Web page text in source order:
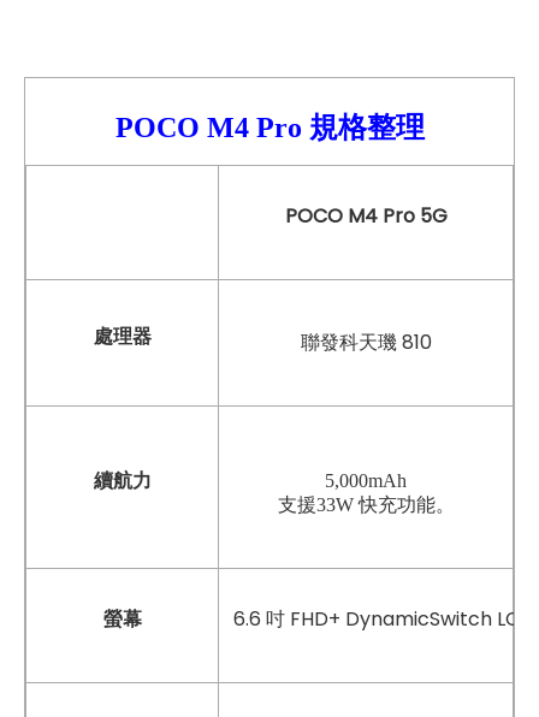
POCO M4 Pro 規格整理
POCO M4 Pro 5G
處理器 聯發科天璣 810
續航力
5,000mAh
支援33W 快充功能。
螢幕 6.6 吋 FHD+ DynamicSwitch LCD